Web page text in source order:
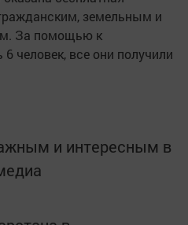
земельным и
За помощью к
человек, все они получили
и интересным в